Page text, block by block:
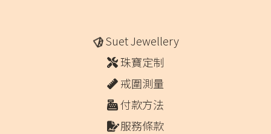
Suet Jewellery
珠寶定制
戒圍測量
付款方法
服務條款